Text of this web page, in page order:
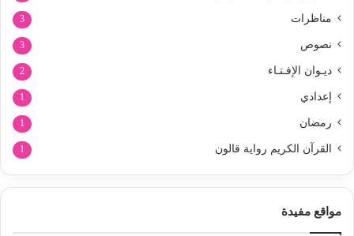
مناظرات 3
نصوص 3
ديـوان الإفـتـاء 2
إعدادي 1
رمضان 1
القرآن الكريم رواية قالون 1
مواقع مفيدة